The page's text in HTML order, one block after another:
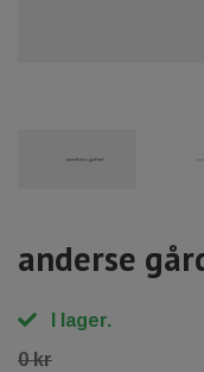
anderse
I lager.
0 kr